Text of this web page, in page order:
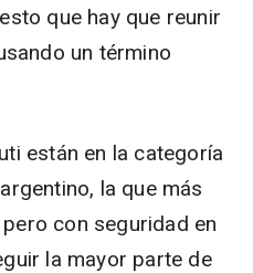
que hay que reunir
un término
están en la categoría
la que más
con seguridad en
la mayor parte de